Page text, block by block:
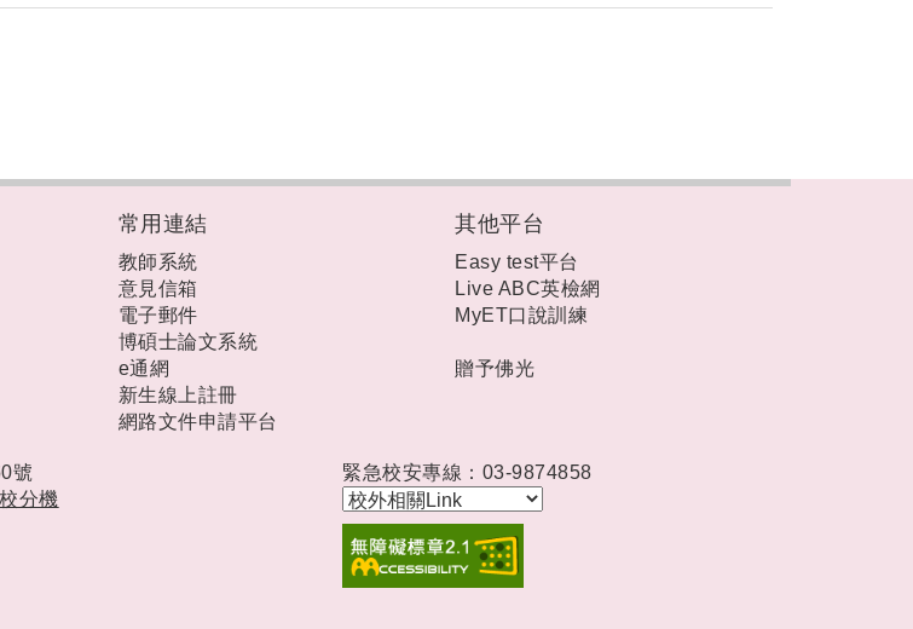
常用連結
教師系統
意見信箱
電子郵件
博碩士論文系統
e通網
新生線上註冊
網路文件申請平台
其他平台
Easy test平台
Live ABC英檢網
MyET口說訓練
贈予佛光
號
分機
緊急校安專線：03-9874858